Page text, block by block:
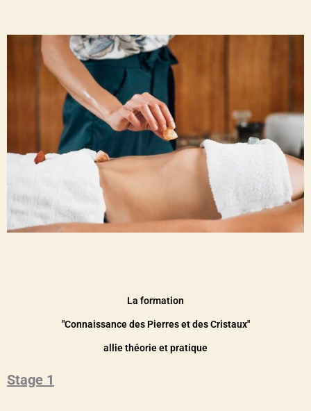
La formation
"Connaissance des Pierres et des Cristaux"
allie théorie et pratique
Stage 1